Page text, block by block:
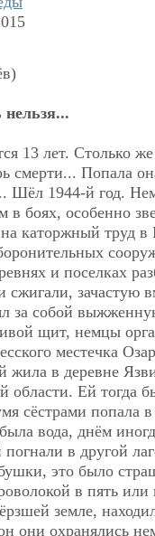
13 лет. Столько
смерти... Попала
Шёл 1944-й год.
в боях, особенно
каторжный труд
и поселках
зачастую
за собой
щит, немцы
местечка
жила в деревне
области. Ей тогда
сёстрами попала в
вода, днём
в другой
это было
в пять или
земле,
они охранялись